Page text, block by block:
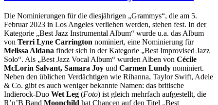
Die Nominierungen für die diesjährigen „Grammys“, die am 5.
Februar 2023 in Los Angeles verliehen werden, stehen fest. In der
Kategorie „Best Jazz Instrumental Album“ wurde u.a. das Album
von Terri Lyne Carrington nominiert, eine Nominierung für
Melissa Aldana findet sich in der Kategorie „Best Improvised Jazz
Solo“. Als „Best Jazz Vocal Album“ wurden Alben von Cécile
McLorin Salvant, Samara Joy und Carmen Lundy nominiert.
Neben den üblichen Verdächtigen wie Rihanna, Taylor Swift, Adele
& Co. gibt es auch weniger bekannte Namen: das britische
Indierock-Duo Wet Leg (Foto) ist gleich mehrfach aufgestellt, die
R’n’B Band Moonchild hat Chancen auf den Titel „Best